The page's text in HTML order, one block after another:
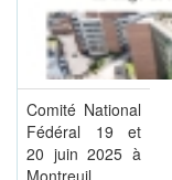
Comité National
Fédéral 19 et
20 juin 2025 à